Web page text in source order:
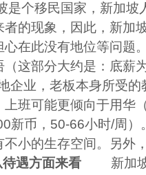
移民国家，新加坡
的现象，因此，新加
心在此没有地位等问题
这部分大约是：底薪
企业，老板本身所受
班可能更倾向于用华
新币，50-66小时/周）
小的生存空间。另外
遇方面来看 新加坡